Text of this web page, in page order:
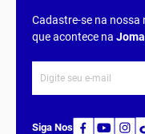
Cadastre-se na
que acontece na Joma
Siga Nos